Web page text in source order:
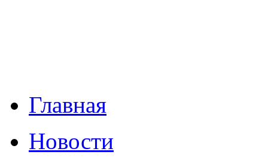
Главная
Новости